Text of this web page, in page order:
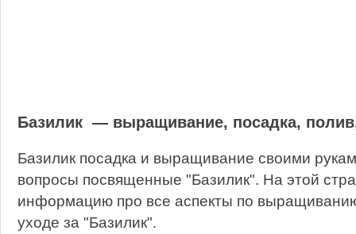
Базилик — выращивание, посадка,
Базилик посадка и выращивание своими
вопросы посвященные "Базилик". На этой
информацию про все аспекты по
уходе за "Базилик".